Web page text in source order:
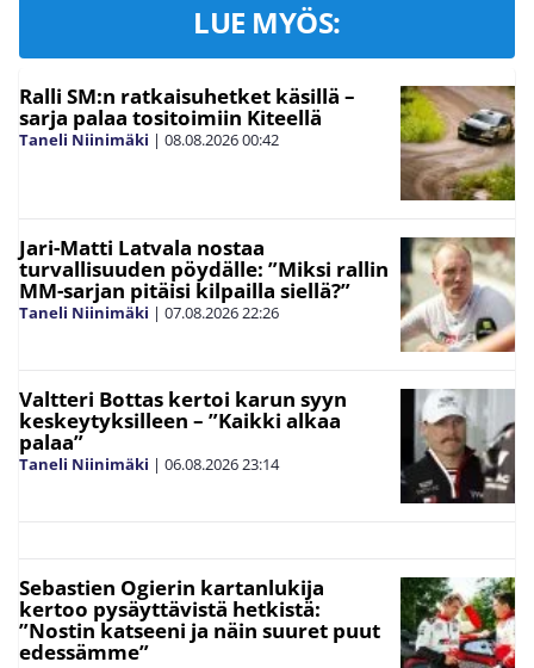
LUE MYÖS:
Ralli SM:n ratkaisuhetket käsillä –
sarja palaa tositoimiin Kiteellä
Taneli Niinimäki | 08.08.202600:42
Jari-Matti Latvala nostaa
turvallisuuden pöydälle: ”Miksi rallin
MM-sarjan pitäisi kilpailla siellä?”
Taneli Niinimäki | 07.08.202622:26
Valtteri Bottas kertoi karun syyn
keskeytyksilleen – ”Kaikki alkaa
palaa”
Taneli Niinimäki | 06.08.202623:14
Sebastien Ogierin kartanlukija
kertoo pysäyttävistä hetkistä:
”Nostin katseeni ja näin suuret puut
edessämme”